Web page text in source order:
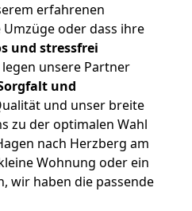
erfahrenen
oder dass ihre
und stressfrei
unsere Partner
und
und unser breite
zu der optimalen Wahl
nach Herzberg am
Wohnung oder ein
wir haben die passende